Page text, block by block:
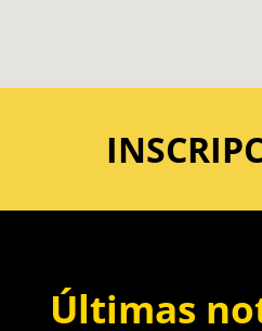
Últimas